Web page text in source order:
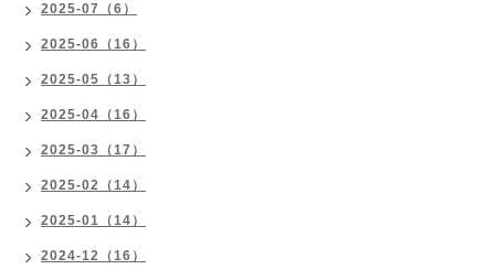
2025-07（6）
2025-06（16）
2025-05（13）
2025-04（16）
2025-03（17）
2025-02（14）
2025-01（14）
2024-12（16）